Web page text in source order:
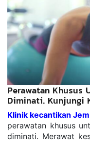
Perawatan Khusus
Diminati. Kunjungi
Klinik kecantikan
perawatan khusus
diminati. Merawat